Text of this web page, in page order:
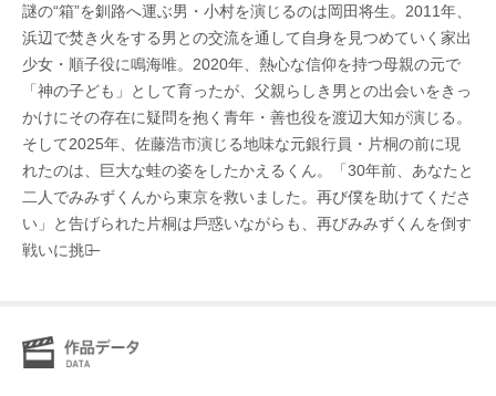
謎の“箱”を釧路へ運ぶ男・⼩村を演じるのは岡⽥将⽣。2011年、
浜辺で焚き⽕をする男との交流を通して⾃⾝を⾒つめていく家出
少⼥・順⼦役に鳴海唯。2020年、熱⼼な信仰を持つ⺟親の元で
「神の⼦ども」として育ったが、⽗親らしき男との出会いをきっ
かけにその存在に疑問を抱く⻘年・善也役を渡辺⼤知が演じる。
そして2025年、佐藤浩市演じる地味な元銀⾏員・⽚桐の前に現
れたのは、巨⼤な蛙の姿をしたかえるくん。「30年前、あなたと
⼆⼈でみみずくんから東京を救いました。再び僕を助けてくださ
い」と告げられた⽚桐は⼾惑いながらも、再びみみずくんを倒す
戦いに挑む̶